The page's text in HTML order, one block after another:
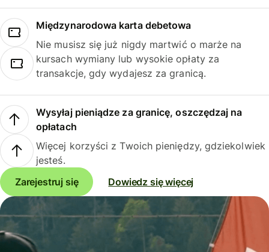
Międzynarodowa karta debetowa
Nie musisz się już nigdy martwić o marże na
kursach wymiany lub wysokie opłaty za
transakcje, gdy wydajesz za granicą.
Wysyłaj pieniądze za granicę, oszczędzaj na
opłatach
Więcej korzyści z Twoich pieniędzy, gdziekolwiek
jesteś.
Zarejestruj się
Dowiedz się więcej